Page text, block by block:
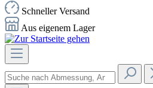
Schneller Versand
Aus eigenem Lager